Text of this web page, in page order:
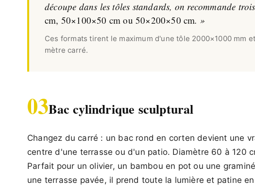
découpe dans les tôles standards, on recommande
cm, 50×100×50 cm ou 50×200×50 cm. »
Ces formats tirent le maximum d'une tôle 2000×1000 mm
mètre carré.
03Bac cylindrique sculptural
Changez du carré : un bac rond en corten devient une
centre d'une terrasse ou d'un patio. Diamètre 60 à 120
Parfait pour un olivier, un bambou en pot ou une
une terrasse pavée, il prend toute la lumière et patine